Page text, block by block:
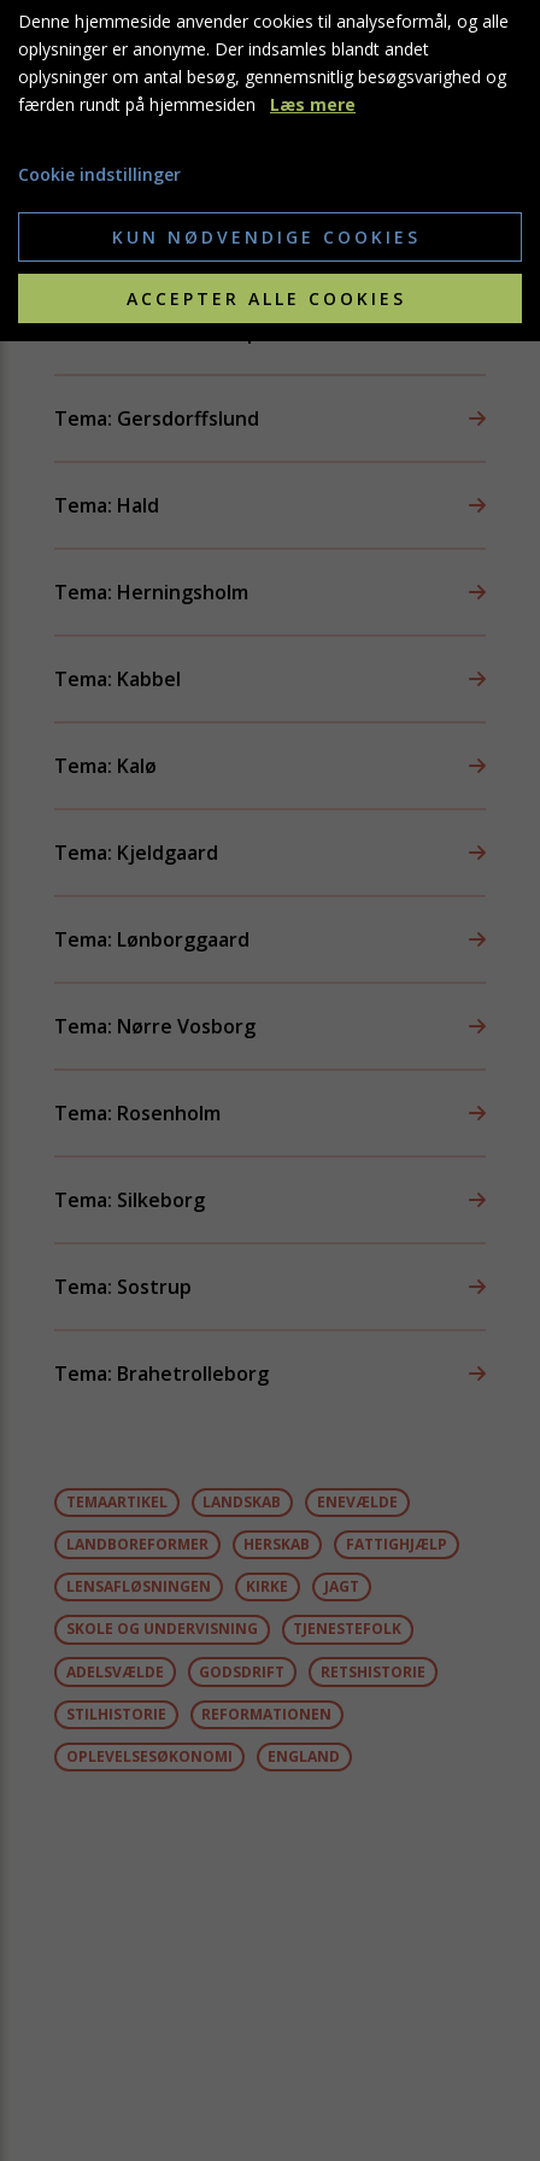
Tema: Brejninggaard
Tema: Fussingø
Tema: Gammel Estrup
Tema: Gersdorffslund
Tema: Hald
Tema: Herningsholm
Tema: Kabbel
Tema: Kalø
Tema: Kjeldgaard
Tema: Lønborggaard
Tema: Nørre Vosborg
Tema: Rosenholm
Tema: Silkeborg
Tema: Sostrup
Tema: Brahetrolleborg
TEMAARTIKEL LANDSKAB ENEVÆLDE
LANDBOREFORMER HERSKAB FATTIGHJÆLP
LENSAFLØSNINGEN KIRKE JAGT
SKOLE OG UNDERVISNING TJENESTEFOLK
ADELSVÆLDE GODSDRIFT RETSHISTORIE
STILHISTORIE REFORMATIONEN
OPLEVELSESØKONOMI ENGLAND
Denne hjemmeside anvender cookies til analyseformål, og alle
oplysninger er anonyme. Der indsamles blandt andet
oplysninger om antal besøg, gennemsnitlig besøgsvarighed og
færden rundt på hjemmesiden Læs mere
Cookie indstillinger
KUN NØDVENDIGE COOKIES
ACCEPTER ALLE COOKIES